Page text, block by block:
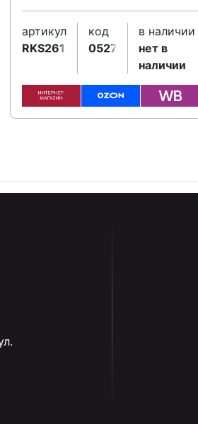
артикул
RKS26105
код
052792
в наличии
нет в
наличии